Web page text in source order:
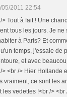
05/2011 22:54
> Tout à fait ! Une
tous les jours. Je ne
à Paris? Et
temps, j'essaie de
et avec
> <br /> Hier Hollande
vraiment, ce sont les
les vedettes !<br /> <br